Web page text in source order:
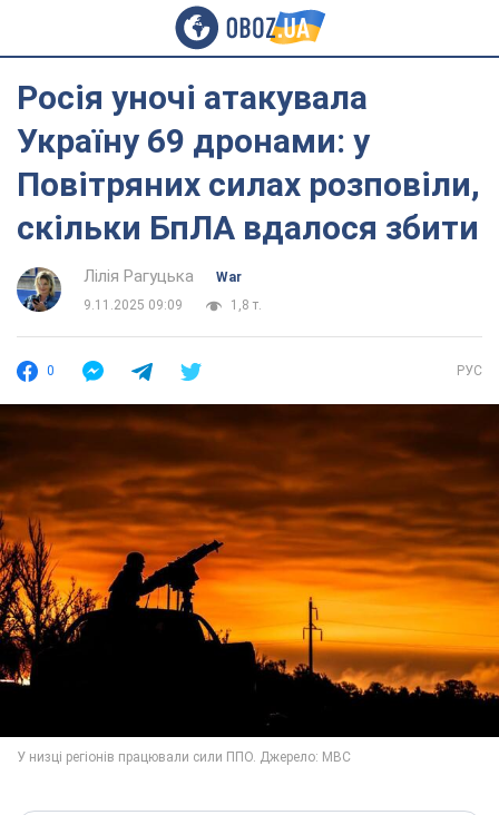
Росія уночі атакувала
Україну 69 дронами: у
Повітряних силах розповіли,
скільки БпЛА вдалося збити
Лілія Рагуцька
War
9.11.2025 09:09
1,8 т.
0 РУС